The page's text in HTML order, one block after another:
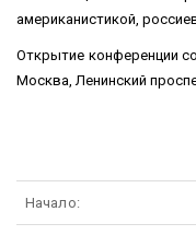
американистикой,
Открытие конференции
Москва, Ленинский
Начало: